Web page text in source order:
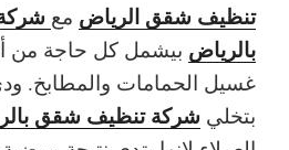
تنظيف شقق الرياض مع
بالرياض بيشمل كل حاجة من
غسيل الحمامات والمطابخ.
بتخلي شركة تنظيف شقق